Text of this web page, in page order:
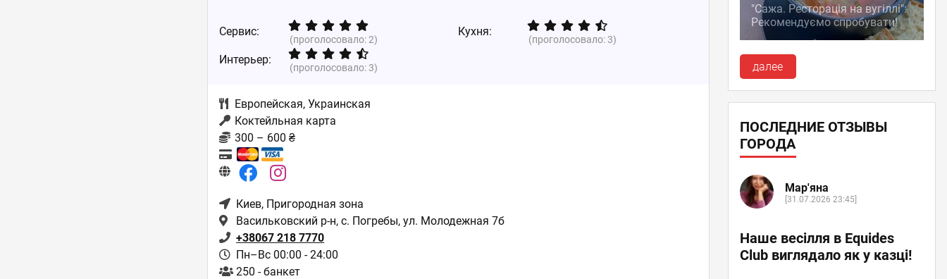
Сервис:
(проголосовало:2)
Кухня:
(проголосовало:3)
Интерьер:
(проголосовало:3)
Европейская,Украинская
Коктейльная карта
300 – 600 ₴
Киев, Пригородная зона
Васильковский р-н, с. Погребы, ул. Молодежная 7б
+38067 218 7770
Пн–Вс 00:00 - 24:00
250 - банкет
"Сажа. Ресторація на вугіллі":
Рекомендуємо спробувати!
далее
ПОСЛЕДНИЕ ОТЗЫВЫ
ГОРОДА
Мар'яна
[31.07.2026 23:45]
Наше весілля в Equides
Club виглядало як у казці!